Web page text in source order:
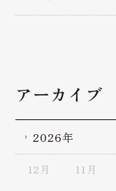
アーカイブ
2026年
12月 11月